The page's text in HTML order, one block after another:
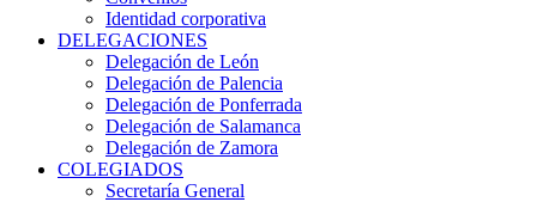
Identidad corporativa
DELEGACIONES
Delegación de León
Delegación de Palencia
Delegación de Ponferrada
Delegación de Salamanca
Delegación de Zamora
COLEGIADOS
Secretaría General